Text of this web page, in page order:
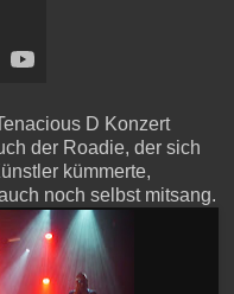
D Konzert
der Roadie, der sich
kümmerte,
noch selbst mitsang.